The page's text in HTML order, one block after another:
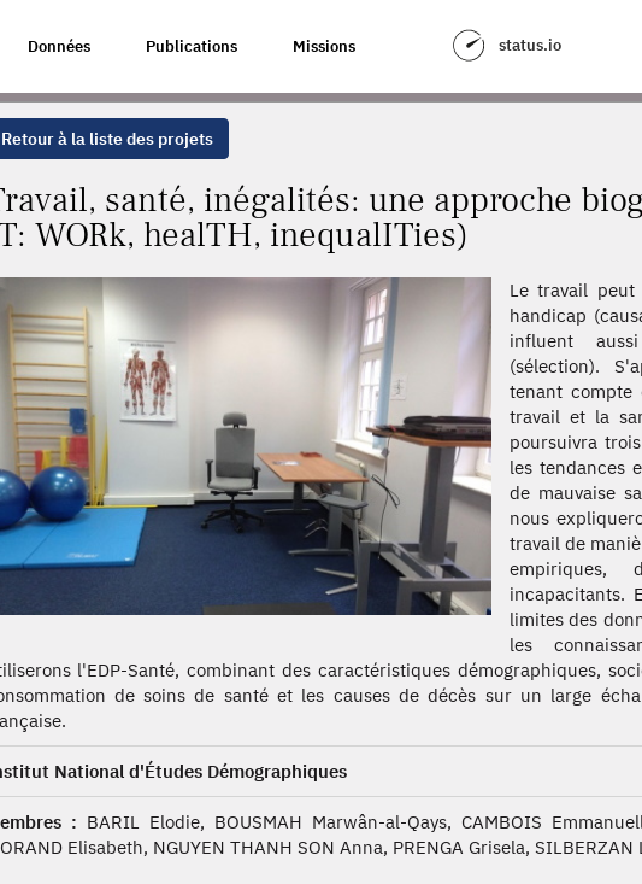
Données Publications Missions status.io
UNE APPROCHE BIOGRAPHIQUE (WORTH-IT: WORK, HEALTH, INEQUALITIES)
Retour à la liste des projets
santé, inégalités: une approche
WORk, healTH, inequalITies)
Le travail
handicap
influent
(sélection).
tenant compte
travail et la
poursuivra
les tendances
de mauvaise
nous
travail de
incapacitants.
limites des
les
l'EDP-Santé, combinant des caractéristiques démographiques,
de soins de santé et les causes de décès sur un large
National d'Études Démographiques
: BARIL Elodie, BOUSMAH Marwân-al-Qays, CAMBOIS
Elisabeth, NGUYEN THANH SON Anna, PRENGA Grisela,